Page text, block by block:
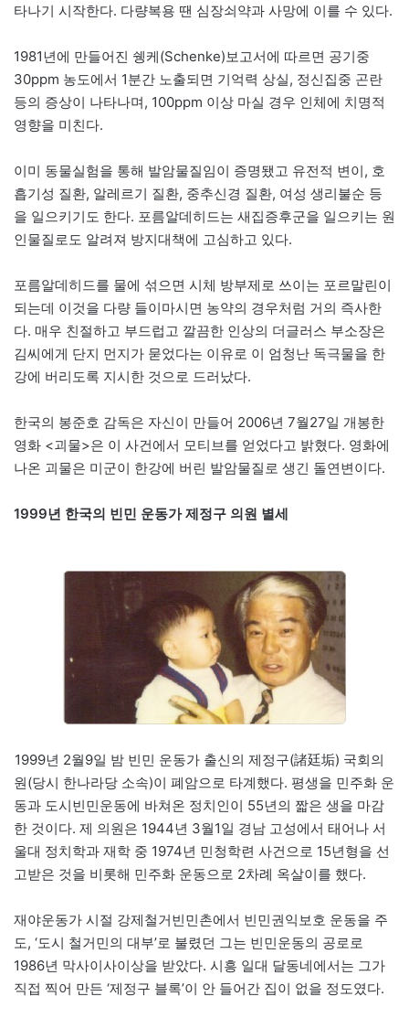
타나기 시작한다. 다량복용 땐 심장쇠약과 사망에 이를 수 있다.
1981년에 만들어진 쉥케(Schenke)보고서에 따르면 공기중
30ppm 농도에서 1분간 노출되면 기억력 상실, 정신집중 곤란
등의 증상이 나타나며, 100ppm 이상 마실 경우 인체에 치명적
영향을 미친다.
이미 동물실험을 통해 발암물질임이 증명됐고 유전적 변이, 호
흡기성 질환, 알레르기 질환, 중추신경 질환, 여성 생리불순 등
을 일으키기도 한다. 포름알데히드는 새집증후군을 일으키는 원
인물질로도 알려져 방지대책에 고심하고 있다.
포름알데히드를 물에 섞으면 시체 방부제로 쓰이는 포르말린이
되는데 이것을 다량 들이마시면 농약의 경우처럼 거의 즉사한
다. 매우 친절하고 부드럽고 깔끔한 인상의 더글러스 부소장은
김씨에게 단지 먼지가 묻었다는 이유로 이 엄청난 독극물을 한
강에 버리도록 지시한 것으로 드러났다.
한국의 봉준호 감독은 자신이 만들어 2006년 7월27일 개봉한
영화 <괴물>은 이 사건에서 모티브를 얻었다고 밝혔다. 영화에
나온 괴물은 미군이 한강에 버린 발암물질로 생긴 돌연변이다.
1999년 한국의 빈민 운동가 제정구 의원 별세
1999년 2월9일 밤 빈민 운동가 출신의 제정구(諸廷垢) 국회의
원(당시 한나라당 소속)이 폐암으로 타계했다. 평생을 민주화 운
동과 도시빈민운동에 바쳐온 정치인이 55년의 짧은 생을 마감
한 것이다. 제 의원은 1944년 3월1일 경남 고성에서 태어나 서
울대 정치학과 재학 중 1974년 민청학련 사건으로 15년형을 선
고받은 것을 비롯해 민주화 운동으로 2차례 옥살이를 했다.
재야운동가 시절 강제철거빈민촌에서 빈민권익보호 운동을 주
도, ‘도시 철거민의 대부’로 불렸던 그는 빈민운동의 공로로
1986년 막사이사이상을 받았다. 시흥 일대 달동네에서는 그가
직접 찍어 만든 ‘제정구 블록’이 안 들어간 집이 없을 정도였다.